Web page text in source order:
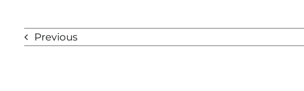
Previous